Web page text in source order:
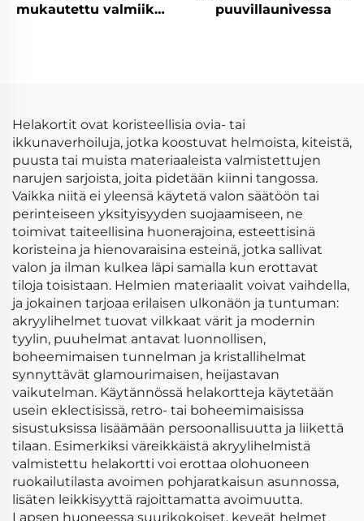
mukautettu valmiiksi
puuvillaunivessa
Helakortit ovat koristeellisia ovia- tai
ikkunaverhoiluja, jotka koostuvat helmoista, kiteistä,
puusta tai muista materiaaleista valmistettujen
narujen sarjoista, joita pidetään kiinni tangossa.
Vaikka niitä ei yleensä käytetä valon säätöön tai
perinteiseen yksityisyyden suojaamiseen, ne
toimivat taiteellisina huonerajoina, esteettisinä
koristeina ja hienovaraisina esteinä, jotka sallivat
valon ja ilman kulkea läpi samalla kun erottavat
tiloja toisistaan. Helmien materiaalit voivat vaihdella,
ja jokainen tarjoaa erilaisen ulkonäön ja tuntuman:
akryylihelmet tuovat vilkkaat värit ja modernin
tyylin, puuhelmat antavat luonnollisen,
boheemimaisen tunnelman ja kristallihelmat
synnyttävät glamourimaisen, heijastavan
vaikutelman. Käytännössä helakortteja käytetään
usein eklectisissä, retro- tai boheemimaisissa
sisustuksissa lisäämään persoonallisuutta ja liikettä
tilaan. Esimerkiksi väreikkäistä akryylihelmistä
valmistettu helakortti voi erottaa olohuoneen
ruokailutilasta avoimen pohjaratkaisun asunnossa,
lisäten leikkisyyttä rajoittamatta avoimuutta.
Lapsen huoneessa suurikokoiset, keveät helmet